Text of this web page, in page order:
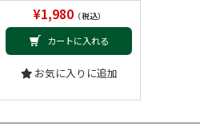
¥1,980（税込）
カートに入れる
お気に入りに追加